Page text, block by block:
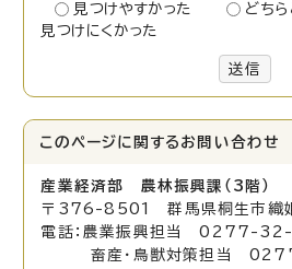
見つけやすかった
どち
見つけにくかった
送信
このページに関する お問い合わせ
産業経済部 農林振興課（3階）
〒376-8501 群馬県桐生市織
電話：農業振興担当 0277-
畜産・鳥獣対策担当